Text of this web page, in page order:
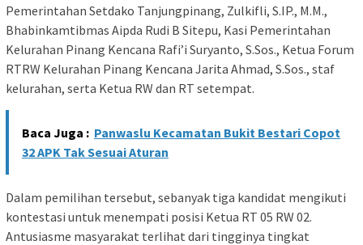
Pemerintahan Setdako Tanjungpinang, Zulkifli, S.IP., M.M.,
Bhabinkamtibmas Aipda Rudi B Sitepu, Kasi Pemerintahan
Kelurahan Pinang Kencana Rafi’i Suryanto, S.Sos., Ketua Forum
RTRW Kelurahan Pinang Kencana Jarita Ahmad, S.Sos., staf
kelurahan, serta Ketua RW dan RT setempat.
Baca Juga : Panwaslu Kecamatan Bukit Bestari Copot
32 APK Tak Sesuai Aturan
Dalam pemilihan tersebut, sebanyak tiga kandidat mengikuti
kontestasi untuk menempati posisi Ketua RT 05 RW 02.
Antusiasme masyarakat terlihat dari tingginya tingkat